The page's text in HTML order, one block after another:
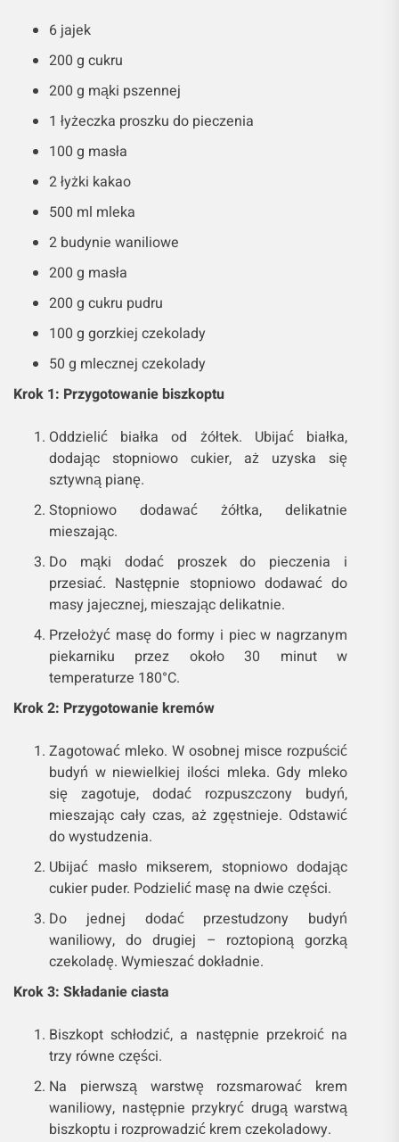
6 jajek
200 g cukru
200 g mąki pszennej
1 łyżeczka proszku do pieczenia
100 g masła
2 łyżki kakao
500 ml mleka
2 budynie waniliowe
200 g masła
200 g cukru pudru
100 g gorzkiej czekolady
50 g mlecznej czekolady
Krok 1: Przygotowanie biszkoptu
Oddzielić białka od żółtek. Ubijać białka,
dodając stopniowo cukier, aż uzyska się
sztywną pianę.
Stopniowo dodawać żółtka, delikatnie
mieszając.
Do mąki dodać proszek do pieczenia i
przesiać. Następnie stopniowo dodawać do
masy jajecznej, mieszając delikatnie.
Przełożyć masę do formy i piec w nagrzanym
piekarniku przez około 30 minut w
temperaturze 180°C.
Krok 2: Przygotowanie kremów
Zagotować mleko. W osobnej misce rozpuścić
budyń w niewielkiej ilości mleka. Gdy mleko
się zagotuje, dodać rozpuszczony budyń,
mieszając cały czas, aż zgęstnieje. Odstawić
do wystudzenia.
Ubijać masło mikserem, stopniowo dodając
cukier puder. Podzielić masę na dwie części.
Do jednej dodać przestudzony budyń
waniliowy, do drugiej – roztopioną gorzką
czekoladę. Wymieszać dokładnie.
Krok 3: Składanie ciasta
Biszkopt schłodzić, a następnie przekroić na
trzy równe części.
Na pierwszą warstwę rozsmarować krem
waniliowy, następnie przykryć drugą warstwą
biszkoptu i rozprowadzić krem czekoladowy.